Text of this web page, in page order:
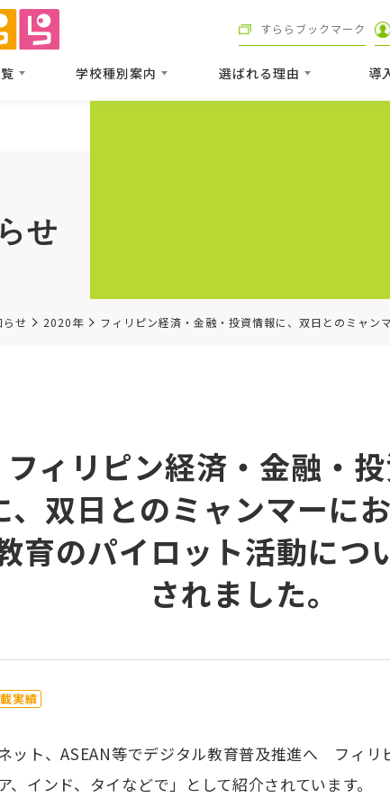
すららブックマーク
学校種別案内 選ばれる理由 導
せ
らせ 2020年 フィリピン経済・金融・投資情報に、双日とのミャン
フィリピン経済・金融・
、双日とのミャンマーに
育のパイロット活動につ
されました。
実績
ネット、ASEAN等でデジタル教育普及推進へ フィリ
、インド、タイなどで」として紹介されています。